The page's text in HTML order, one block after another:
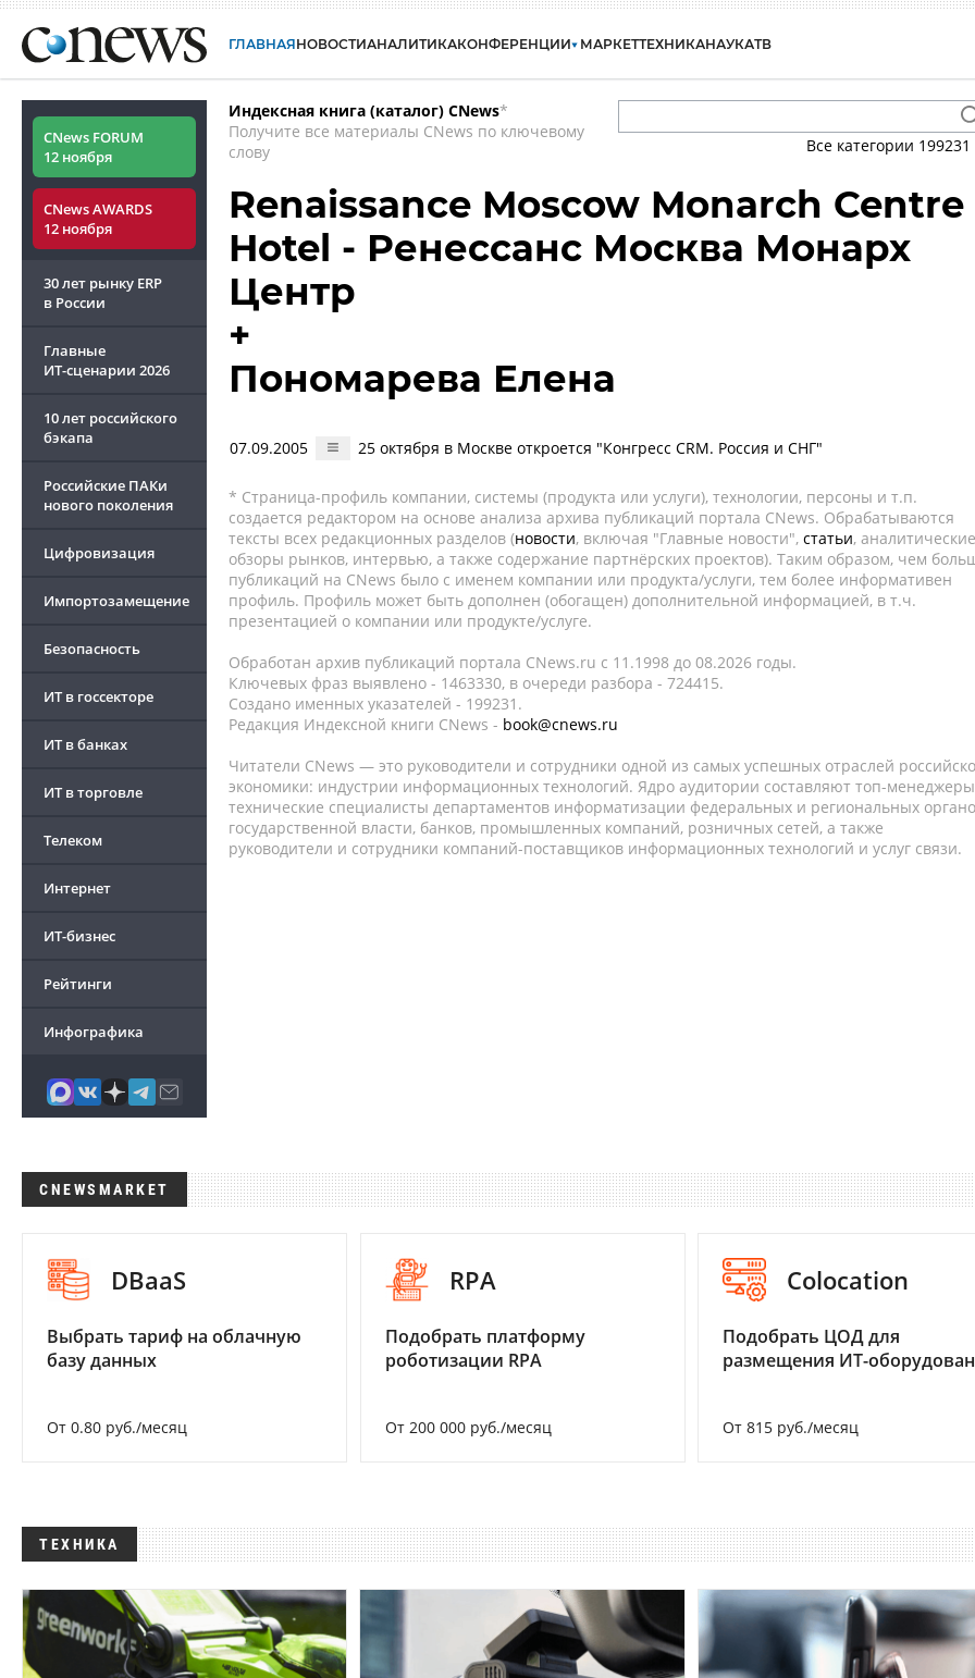
ГЛАВНАЯНОВОСТИАНАЛИТИКАКОНФЕРЕНЦИИ МАРКЕТТЕХНИКАНАУКАТВ
CNews FORUM
12 ноября
CNews AWARDS
12 ноября
30 лет рынку ERP
в России
Главные
ИТ-сценарии 2026
10 лет российского
бэкапа
Российские ПАКи
нового поколения
Цифровизация
Импортозамещение
Безопасность
ИТ в госсекторе
ИТ в банках
ИТ в торговле
Телеком
Интернет
ИТ-бизнес
Рейтинги
Инфографика
Индексная книга (каталог) CNews*
Получите все материалы CNews по ключевому
слову
Все категории 199231
Renaissance Moscow Monarch Centre
Hotel - Ренессанс Москва Монарх
Центр
+
Пономарева Елена
07.09.2005 25 октября в Москве откроется "Конгресс CRM. Россия и СНГ"
* Страница-профиль компании, системы (продукта или услуги), технологии, персоны и т.п.
создается редактором на основе анализа архива публикаций портала CNews. Обрабатываются
тексты всех редакционных разделов (новости, включая "Главные новости", статьи, аналитические
обзоры рынков, интервью, а также содержание партнёрских проектов). Таким образом, чем
публикаций на CNews было с именем компании или продукта/услуги, тем более информативен
профиль. Профиль может быть дополнен (обогащен) дополнительной информацией, в т.ч.
презентацией о компании или продукте/услуге.
Обработан архив публикаций портала CNews.ru c 11.1998 до 08.2026 годы.
Ключевых фраз выявлено - 1463330, в очереди разбора - 724415.
Создано именных указателей - 199231.
Редакция Индексной книги CNews - book@cnews.ru
Читатели CNews — это руководители и сотрудники одной из самых успешных отраслей
экономики: индустрии информационных технологий. Ядро аудитории составляют топ-
технические специалисты департаментов информатизации федеральных и региональных
государственной власти, банков, промышленных компаний, розничных сетей, а также
руководители и сотрудники компаний-поставщиков информационных технологий и услуг связи.
CNEWSMARKET
DBaaS
Выбрать тариф на облачную
базу данных
От 0.80 руб./месяц
RPA
Подобрать платформу
роботизации RPA
От 200 000 руб./месяц
Colocation
Подобрать ЦОД для
размещения ИТ-
От 815 руб./месяц
ТЕХНИКА